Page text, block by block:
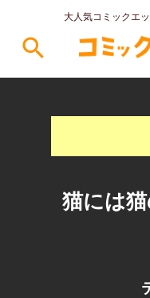
大人気コミックエ
search
猫には猫